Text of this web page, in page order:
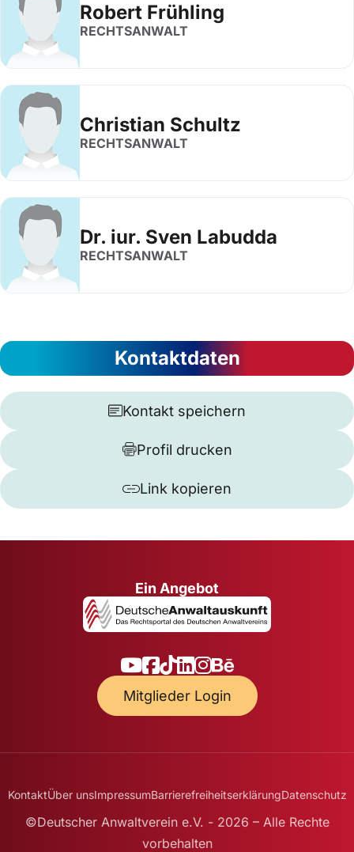
Robert Frühling
RECHTSANWALT
Christian Schultz
RECHTSANWALT
Dr. iur. Sven Labudda
RECHTSANWALT
Kontaktdaten
Kontakt speichern
Profil drucken
Link kopieren
Ein Angebot
Mitglieder Login
KontaktÜber unsImpressumBarrierefreiheitserklärungDatenschutz
©Deutscher Anwaltverein e.V. - 2026 – Alle Rechte
vorbehalten